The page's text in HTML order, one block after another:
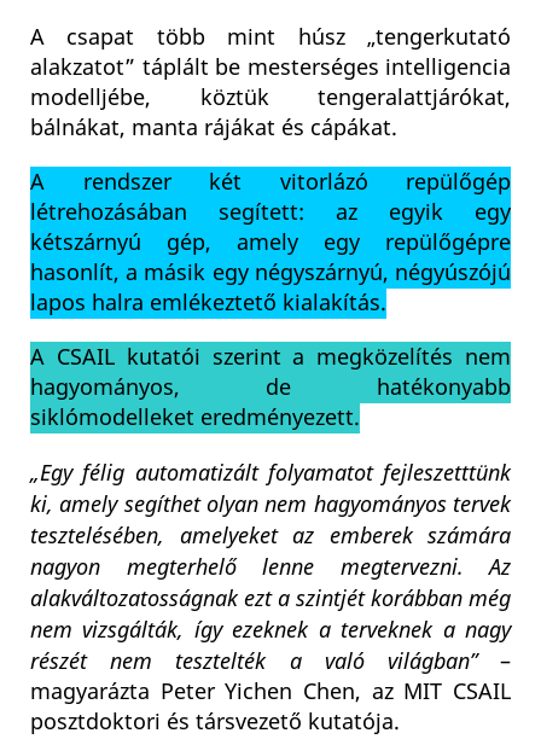
A csapat több mint húsz „tengerkutató
alakzatot” táplált be mesterséges intelligencia
modelljébe, köztük tengeralattjárókat,
bálnákat, manta rájákat és cápákat.
A rendszer két vitorlázó repülőgép
létrehozásában segített: az egyik egy
kétszárnyú gép, amely egy repülőgépre
hasonlít, a másik egy négyszárnyú, négyúszójú
lapos halra emlékeztető kialakítás.
A CSAIL kutatói szerint a megközelítés nem
hagyományos, de hatékonyabb
siklómodelleket eredményezett.
„Egy félig automatizált folyamatot fejleszetttünk
ki, amely segíthet olyan nem hagyományos tervek
tesztelésében, amelyeket az emberek számára
nagyon megterhelő lenne megtervezni. Az
alakváltozatosságnak ezt a szintjét korábban még
nem vizsgálták, így ezeknek a terveknek a nagy
részét nem tesztelték a való világban”–
magyarázta Peter Yichen Chen, az MIT CSAIL
posztdoktori és társvezető kutatója.